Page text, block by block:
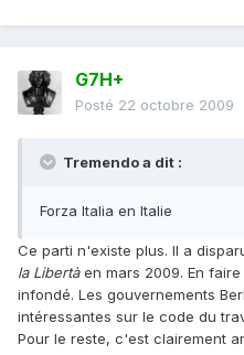
G7H+
Posté 22 octobre 2009
Tremendo a dit :
Forza Italia en Italie
Ce parti n'existe plus. Il a
la Libertàen mars 2009. En
infondé. Les gouvernements
intéressantes sur le code du
Pour le reste, c'est clairement